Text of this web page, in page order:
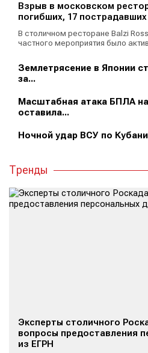
Взрыв в московском
погибших, 17 пострадавших
В столичном ресторане Balzi
частного мероприятия было
Землетрясение в Японии
за...
Масштабная атака БПЛА
оставила...
Ночной удар ВСУ по
Тренды
Эксперты столичного
вопросы предоставления
из ЕГРН